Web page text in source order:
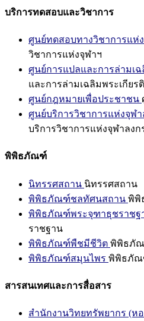
บริการทดสอบและวิชาการ
ศูนย์ทดสอบทางวิชาการแห่
วิชาการแห่งจุฬาฯ
ศูนย์การแปลและการล่ามเฉ
และการล่ามเฉลิมพระเกียรติ
ศูนย์กฎหมายเพื่อประชาชน
ศูนย์บริการวิชาการแห่งจุฬ
บริการวิชาการแห่งจุฬาลง
พิพิธภัณฑ์
นิทรรศสถาน นิทรรศสถาน
พิพิธภัณฑ์ชลทัศนสถาน พิพิ
พิพิธภัณฑ์พระจุฑาธุชราชฐ
ราชฐาน
พิพิธภัณฑ์พืชมีชีวิต พิพิธภั
พิพิธภัณฑ์สมุนไพร พิพิธภัณ
สารสนเทศและการสื่อสาร
สำนักงานวิทยทรัพยากร (ห